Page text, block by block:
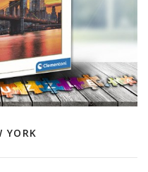
YORK